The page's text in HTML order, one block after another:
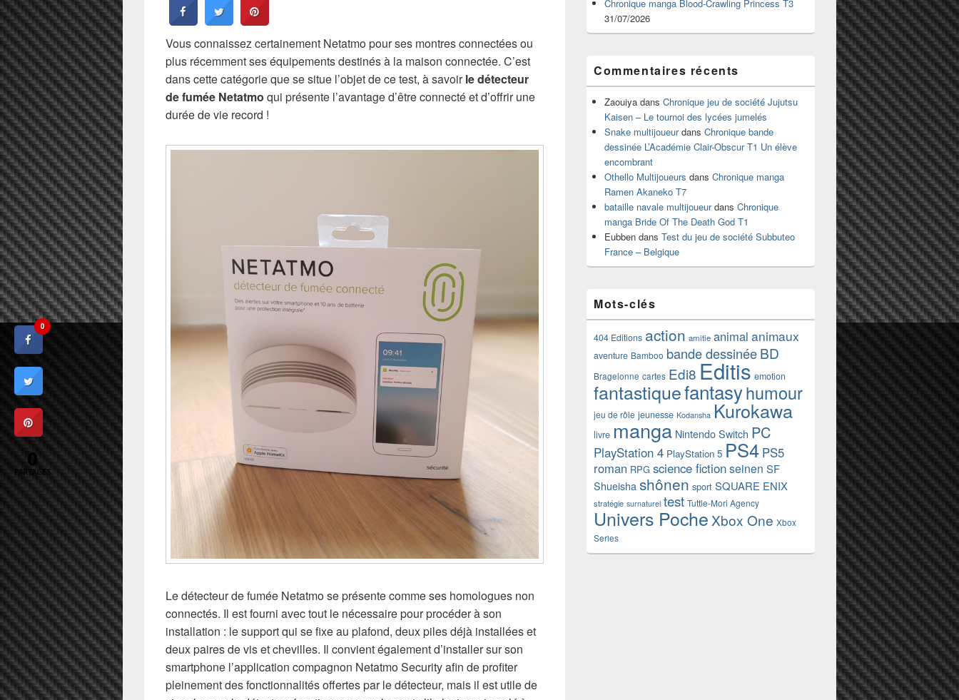
Vous connaissez certainement Netatmo pour ses montres connectées ou
plus récemment ses équipements destinés à la maison connectée. C’est
dans cette catégorie que se situe l’objet de ce test, à savoirle détecteur
de fumée Netatmo qui présente l’avantage d’être connecté et d’offrir une
durée de vie record !
Le détecteur de fumée Netatmo se présente comme ses homologues non
connectés. Il est fourni avec tout le nécessaire pour procéder à son
installation : le support qui se fixe au plafond, deux piles déjà installées et
deux paires de vis et chevilles. Il convient également d’installer sur son
smartphone l’application compagnon Netatmo Security afin de profiter
pleinement des fonctionnalités offertes par le détecteur, mais il est utile de
Chronique manga Blood-Crawling Princess T3
31/07/2026
Commentaires récents
Zaouiya dans Chronique jeu de société Jujutsu
Kaisen – Le tournoi des lycées jumelés
Snake multijoueurdans Chronique bande
dessinée L’Académie Clair-Obscur T1 Un élève
encombrant
Othello Multijoueurs dans Chronique manga
Ramen Akaneko T7
bataille navale multijoueurdans Chronique
manga Bride Of The Death God T1
Eubben dans Test du jeu de société Subbuteo
France – Belgique
Mots-clés
404 Editions action amitie animal animaux
aventure Bamboo bande dessinéeBD
Bragelonne cartes Edi8 Editis emotion
fantastiquefantasyhumour
jeu de rôle jeunesse Kodansha Kurokawa
livre manga Nintendo Switch PC
PlayStation 4 PlayStation 5 PS4 PS5
roman RPG science fictionseinen SF
Shueisha shônen sport SQUARE ENIX
stratégie surnaturel test Tuttle-Mori Agency
Univers Poche Xbox One Xbox
Series
0
0
PARTAGES